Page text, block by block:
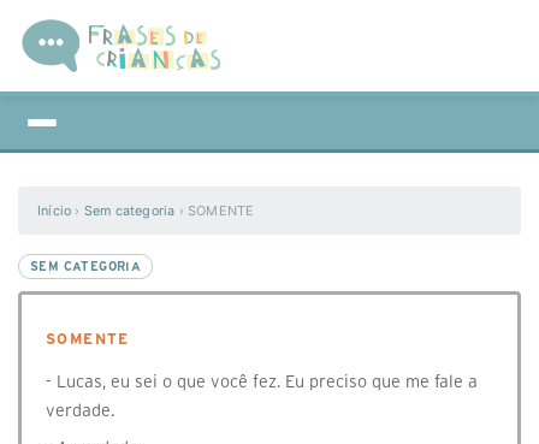
Início › Sem categoria › SOMENTE
SEM CATEGORIA
SOMENTE
- Lucas, eu sei o que você fez. Eu preciso que me fale a
verdade.